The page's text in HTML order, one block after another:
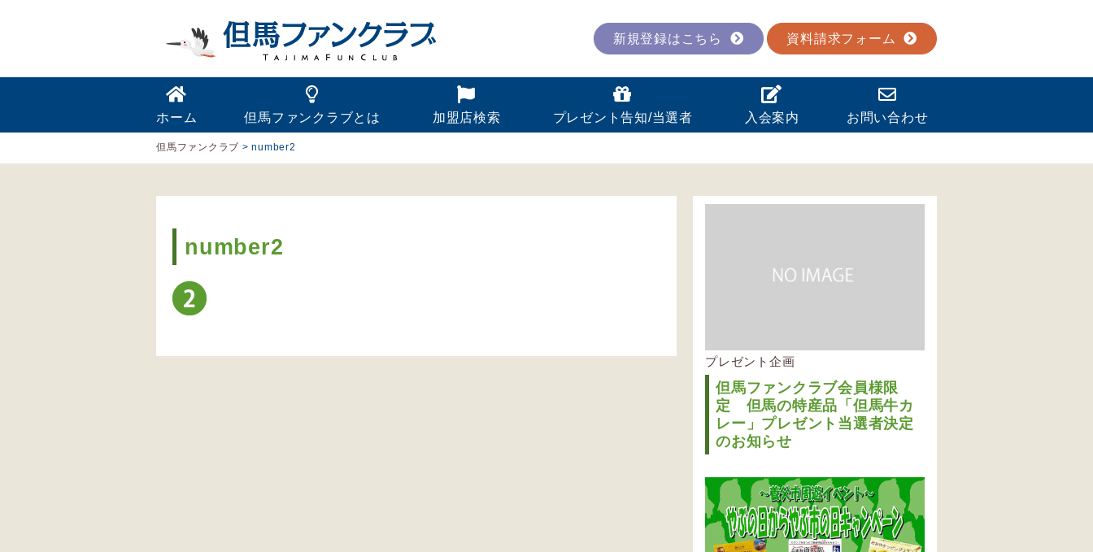
新規登録はこちら 資料請求フォーム
ホーム 但馬ファンクラブとは 加盟店検索 プレゼント告知/当選者 入会案内 お問い合わせ
但馬ファンクラブ >number2
number2
プレゼント企画
但馬ファンクラブ会員様限
定 但馬の特産品「但馬牛カ
レー」プレゼント当選者決定
のお知らせ